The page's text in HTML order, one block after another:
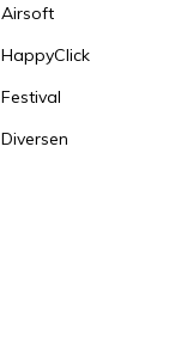
Airsoft
HappyClick
Festival
Diversen